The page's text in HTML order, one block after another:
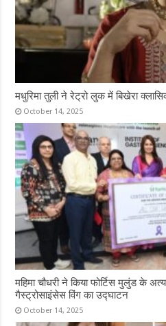
मधुरिमा तुली ने रेट्रो लुक में बिखेरा
October 14, 2025
महिमा चौधरी ने किया फोर्टिस मुलुंड के
गैस्ट्रोसाइंसेस विंग का उद्घाटन
October 14, 2025